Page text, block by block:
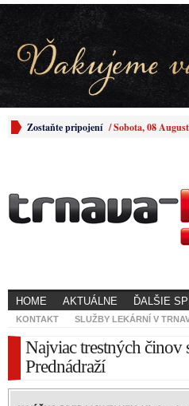
Zostaňte pripojení /Sobota, 08
HOME AKTUÁLNE ĎALŠIE
KONTAKT SLUŽBY LEKÁRNÍ V
Najviac trestných činov
Prednádraží
V služobnom obvode